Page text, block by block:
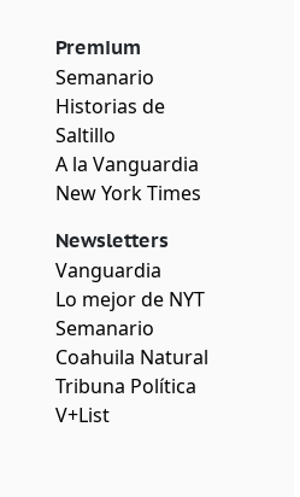
Premium
Semanario
Historias de
Saltillo
A la Vanguardia
New York Times
Newsletters
Vanguardia
Lo mejor de NYT
Semanario
Coahuila Natural
Tribuna Política
V+List